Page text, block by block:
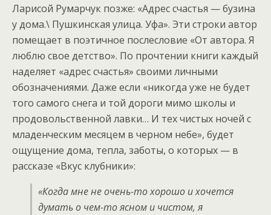
Ларисой Румарчук позже: «Адрес счастья — бузина
у дома.\ Пушкинская улица. Уфа». Эти строки автор
помещает в поэтичное послесловие «От автора. Я
люблю свое детство». По прочтении книги каждый
наделяет «адрес счастья» своими личными
обозначениями. Даже если «никогда уже не будет
того самого снега и той дороги мимо школы и
продовольственной лавки… И тех чистых ночей с
младенческим месяцем в черном небе», будет
ощущение дома, тепла, заботы, о которых — в
рассказе «Вкус клубники»:
«Когда мне не очень-то хорошо и хочется
думать о чем-то ясном и чистом, я